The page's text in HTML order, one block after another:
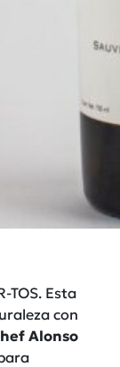
TOS. Esta
con
Alonso